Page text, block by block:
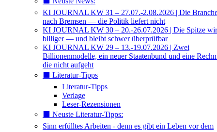
KI JOURNAL KW 31 – 27.07.-2.08.2026 | Die
nach Bremsen — die Politik liefert nicht
KI JOURNAL KW 30 – 20.-26.07.2026 | Die Spitze
billiger — und bleibt schwer überprüfbar
KI JOURNAL KW 29 – 13.-19.07.2026 | Zwei
Billionenmodelle, ein neuer Staatenbund und eine
die nicht aufgeht
⬛️ Literatur-Tipps
Literatur-Tipps
Verlage
Leser-Rezensionen
⬛️ Neuste Literatur-Tipps:
Sinn erfülltes Arbeiten - denn es gibt ein Leben vor dem